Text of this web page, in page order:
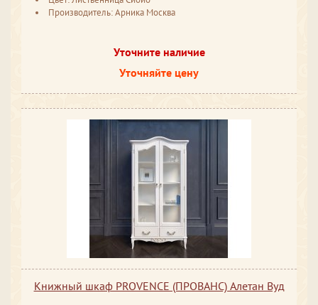
Производитель: Арника Москва
Уточните наличие
Уточняйте цену
Книжный шкаф PROVENCE (ПРОВАНС) Алетан Вуд